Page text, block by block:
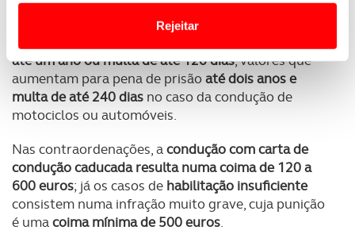
personalizar conteúdos e anúncios, para lhe proporcionar
funcionalidades de redes sociais, bem como para
analisar dados de navegação no nosso website.
Adicionalmente partilhamos informação, relativa à sua
utilização do nosso site de publicidade e de análise, com
parceiros e organizações na UE e em países terceiros.
O ACP garantirá que as transferências internacionais de
Rejeitar
falta de habilitação legal
até um ano ou multa de até 120 dias, valores que
aumentam para pena de prisãoaté dois anos e
multa de até 240 dias no caso da condução de
motociclos ou automóveis.
Nas contraordenações, acondução com carta de
condução caducada resulta numa coima de 120 a
600 euros; já os casos de habilitação insuficiente
consistem numa infração muito grave, cuja punição
é umacoima mínima de 500 euros.